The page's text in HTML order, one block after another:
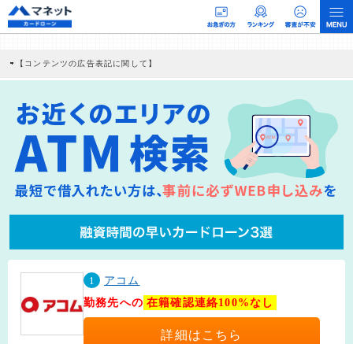
【コンテンツの広告表記に関して】
社に対して企業から紹介報酬が支払われるという収益モデルです。 ただし、特定の
商品を根拠なくPRするものではなく、当編集部の調査／ユーザーへの口コミ収集な
どに基づき、公平性を担保した情報提供を行っています。
>提携企業一覧
1
アコム
勤務先への 在籍確認連絡100%なし
詳細はこちら